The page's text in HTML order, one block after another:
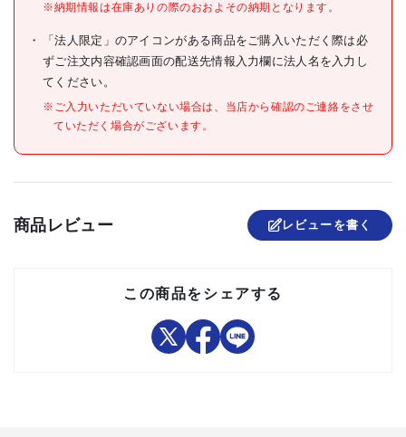
材質/仕上
●高密度ポリエチレン(HDPE)
原産国 中国
セット内容/付属品
注意事項
※納期情報は在庫ありの際のおおよその納期となります。
「法人限定」のアイコンがある商品をご購入いただく際は必
ずご注文内容確認画面の配送先情報入力欄に法人名を入力し
てください。
※ご入力いただいていない場合は、当店から確認のご連絡をさせ
ていただく場合がございます。
商品レビュー レビューを書く
この商品をシェアする